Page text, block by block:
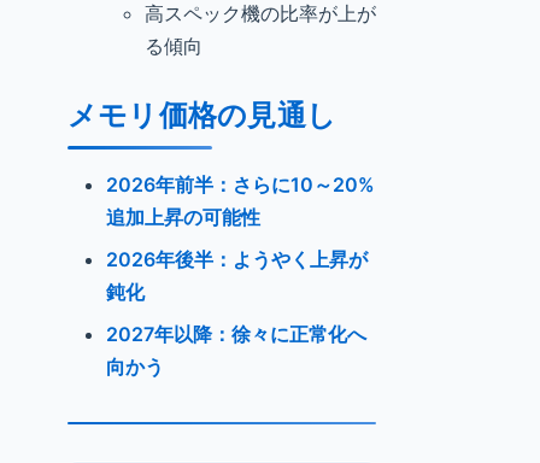
高スペック機の比率が上が
る傾向
メモリ価格の見通し
2026年前半：さらに10～20%
追加上昇の可能性
2026年後半：ようやく上昇が
鈍化
2027年以降：徐々に正常化へ
向かう